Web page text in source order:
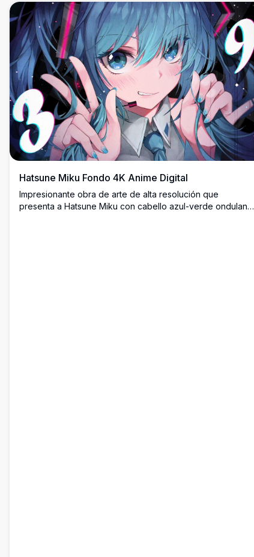
Hatsune Miku Fondo 4K Anime Digital
Impresionante obra de arte de alta resolución que
presenta a Hatsune Miku con cabello azul-verde ondulante